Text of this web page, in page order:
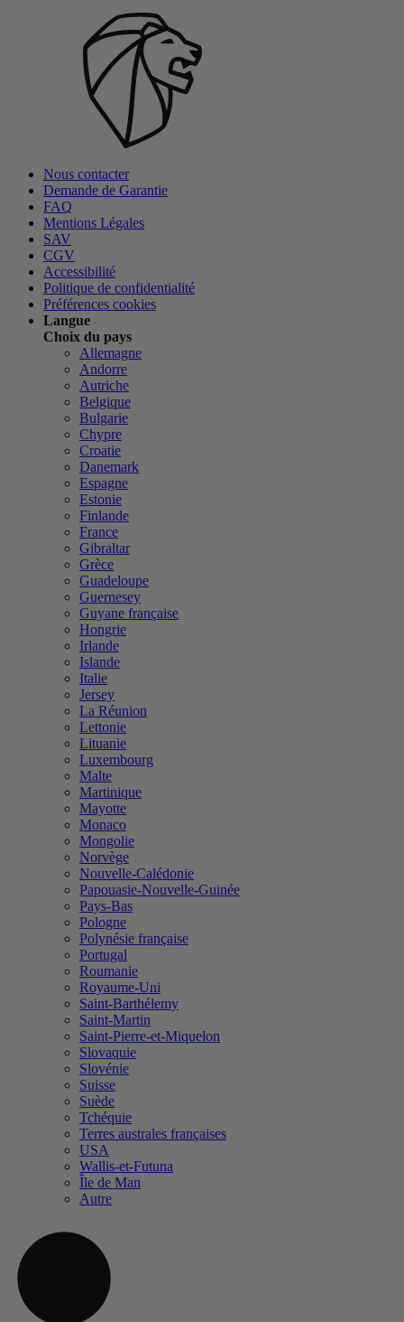
Nous contacter
Demande de Garantie
FAQ
Mentions Légales
SAV
CGV
Accessibilité
Politique de confidentialité
Préférences cookies
Langue
Choix du pays
Allemagne
Andorre
Autriche
Belgique
Bulgarie
Chypre
Croatie
Danemark
Espagne
Estonie
Finlande
France
Gibraltar
Grèce
Guadeloupe
Guernesey
Guyane française
Hongrie
Irlande
Islande
Italie
Jersey
La Réunion
Lettonie
Lituanie
Luxembourg
Malte
Martinique
Mayotte
Monaco
Mongolie
Norvège
Nouvelle-Calédonie
Papouasie-Nouvelle-Guinée
Pays-Bas
Pologne
Polynésie française
Portugal
Roumanie
Royaume-Uni
Saint-Barthélemy
Saint-Martin
Saint-Pierre-et-Miquelon
Slovaquie
Slovénie
Suisse
Suède
Tchéquie
Terres australes françaises
USA
Wallis-et-Futuna
Île de Man
Autre